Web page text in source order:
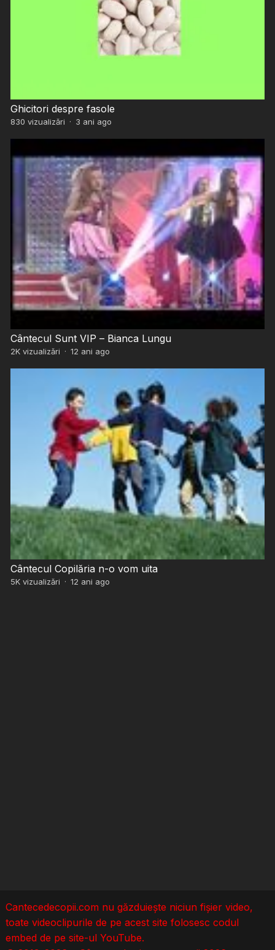
Ghicitori despre fasole
830 vizualizări · 3 ani ago
Cântecul Sunt VIP – Bianca Lungu
2Kvizualizări · 12 ani ago
Cântecul Copilăria n-o vom uita
5Kvizualizări · 12 ani ago
Cantecedecopii.com nu găzduieşte niciun fișier video,
toate videoclipurile de pe acest site folosesc codul
embed de pe site-ul YouTube.